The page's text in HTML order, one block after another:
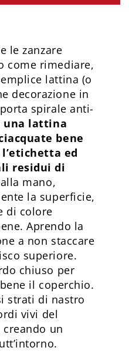
le zanzare
come rimediare,
lattina (o
decorazione in
spirale anti-
una lattina
bene
ed
residui di
mano,
la superficie,
di colore
Aprendo la
a non staccare
superiore.
chiuso per
il coperchio.
strati di nastro
vivi del
un